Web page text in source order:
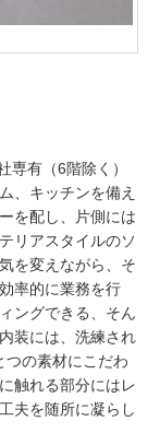
専有（6階除く）
、キッチンを備え
を配し、片側には
リアスタイルのソ
を変えながら、そ
率的に業務を行
ングできる、そん
装には、洗練され
つの素材にこだわ
触れる部分にはレ
夫を随所に凝らし